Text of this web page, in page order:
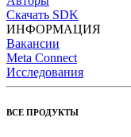
Скачать SDK
ИНФОРМАЦИЯ
Вакансии
Meta Connect
Исследования
ВСЕ ПРОДУКТЫ